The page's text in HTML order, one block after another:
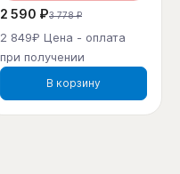
2 590 ₽3 778 ₽
2 849₽ Цена - оплата
при получении
В корзину